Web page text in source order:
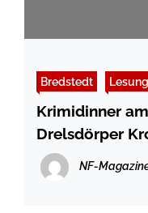
Bredstedt
Krimidinner
Drelsdörper
NF-